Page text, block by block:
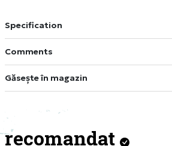
Specification
Comments
Găsește în magazin
recomandat